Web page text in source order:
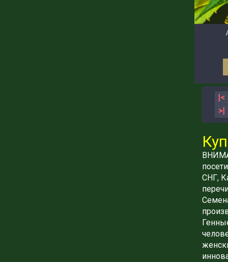
|<
>|
СНГ,